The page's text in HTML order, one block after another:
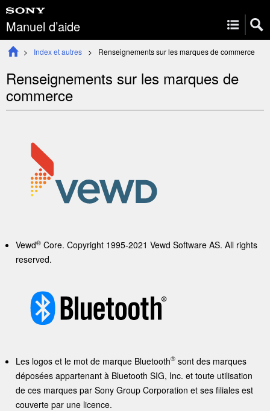
Manuel d’aide
Index et autres Renseignements sur les marques de commerce
Renseignements sur les marques de
commerce
Vewd® Core. Copyright 1995-2021 Vewd Software AS. All rights
reserved.
Les logos et le mot de marque Bluetooth® sont des marques
déposées appartenant à Bluetooth SIG, Inc. et toute utilisation
de ces marques par Sony Group Corporation et ses filiales est
couverte par une licence.